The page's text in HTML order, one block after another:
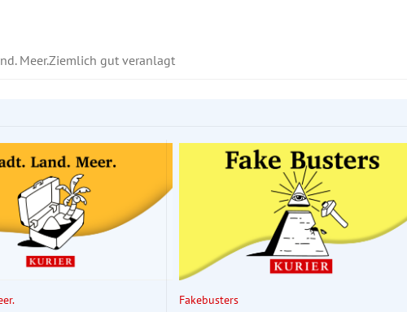
Meer.Ziemlich gut veranlagt
Fakebusters